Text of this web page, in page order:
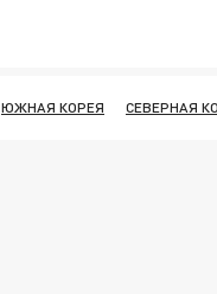
ЮЖНАЯ КОРЕЯ СЕВЕРНАЯ